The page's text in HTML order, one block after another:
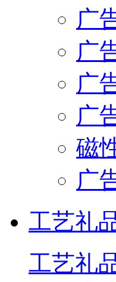
广
广
广
广
磁
广
工艺礼
工艺礼